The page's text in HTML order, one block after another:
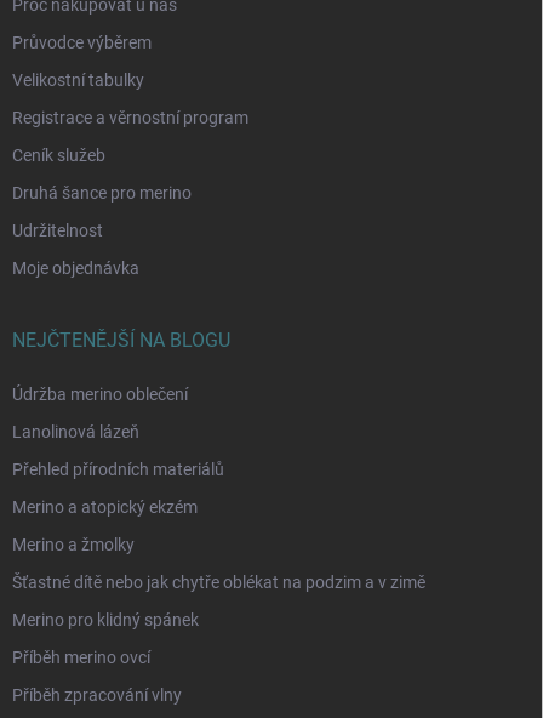
Proč nakupovat u nás
Průvodce výběrem
Velikostní tabulky
Registrace a věrnostní program
Ceník služeb
Druhá šance pro merino
Udržitelnost
Moje objednávka
NEJČTENĚJŠÍ NA BLOGU
Údržba merino oblečení
Lanolinová lázeň
Přehled přírodních materiálů
Merino a atopický ekzém
Merino a žmolky
Šťastné dítě nebo jak chytře oblékat na podzim a v zimě
Merino pro klidný spánek
Příběh merino ovcí
Příběh zpracování vlny